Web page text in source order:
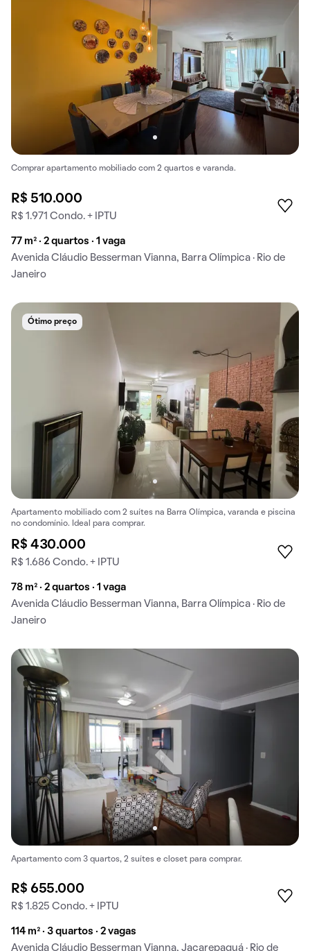
Comprar apartamento mobiliado com 2 quartos e varanda.
R$ 510.000
R$ 1.971 Condo. + IPTU
77 m² · 2 quartos · 1 vaga
Avenida Cláudio Besserman Vianna, Barra Olímpica · Rio de
Janeiro
Ótimo preço
Apartamento mobiliado com 2 suítes na Barra Olímpica, varanda e piscina
no condomínio. Ideal para comprar.
R$ 430.000
R$ 1.686 Condo. + IPTU
78 m² · 2 quartos · 1 vaga
Avenida Cláudio Besserman Vianna, Barra Olímpica · Rio de
Janeiro
Apartamento com 3 quartos, 2 suítes e closet para comprar.
R$ 655.000
R$ 1.825 Condo. + IPTU
114 m² · 3 quartos · 2 vagas
Avenida Cláudio Besserman Vianna, Jacarepaguá · Rio de